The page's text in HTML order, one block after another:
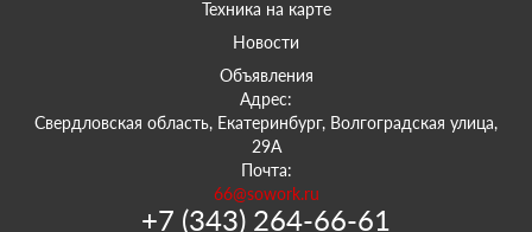
Техника на карте
Новости
Объявления
Адрес:
Свердловская область, Екатеринбург, Волгоградская улица,
29А
Почта:
66@sowork.ru
+7 (343) 264-66-61